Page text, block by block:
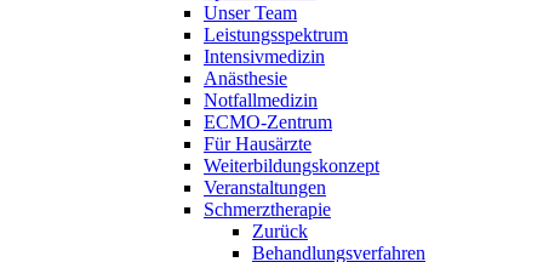
Unser Team
Leistungsspektrum
Intensivmedizin
Anästhesie
Notfallmedizin
ECMO-Zentrum
Für Hausärzte
Weiterbildungskonzept
Veranstaltungen
Schmerztherapie
Zurück
Behandlungsverfahren